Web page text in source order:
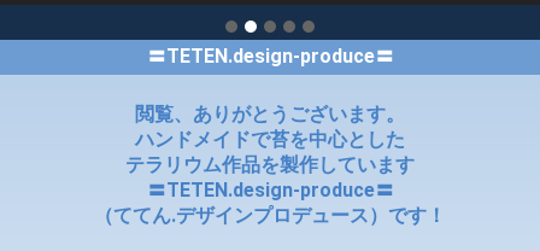
〓TETEN.design-produce〓
閲覧、ありがとうございます。
ハンドメイドで苔を中心とした
テラリウム作品を製作しています
〓TETEN.design-produce〓
（ててん.デザインプロデュース）です！